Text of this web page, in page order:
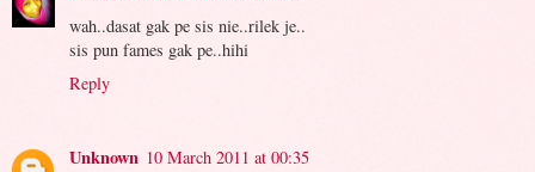
wah..dasat gak pe sis nie..rilek je..
sis pun fames gak pe..hihi
Reply
Unknown 10 March 2011 at 00:35